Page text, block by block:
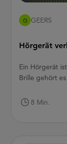
G GEERS
Hörgerät
Ein Hörgerät
Brille gehört
ärgerlicher,
8 Min.